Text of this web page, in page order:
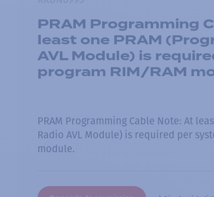
PRAM Programming
least one PRAM
AVL Module) is
program RIM/RAM
PRAM Programming Cable Note: At
Radio AVL Module) is required per
module.